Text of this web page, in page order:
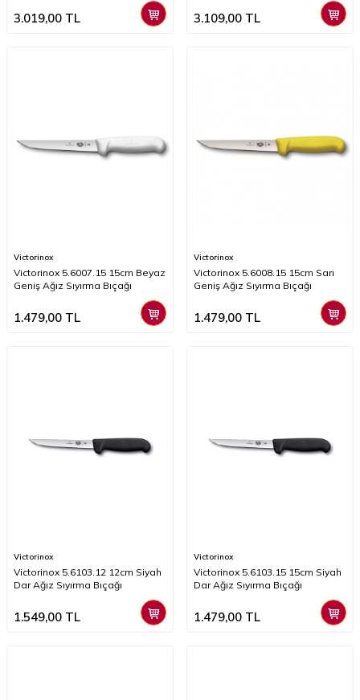
3.019,00 TL 3.109,00 TL
Victorinox
​​Victorinox 5.6007.15 15cm Beyaz
Geniş Ağız Sıyırma Bıçağı
1.479,00 TL
Victorinox
Victorinox 5.6008.15 15cm Sarı
Geniş Ağız Sıyırma Bıçağı
1.479,00 TL
Victorinox
Victorinox 5.6103.12 12cm Siyah
Dar Ağız Sıyırma Bıçağı
1.549,00 TL
Victorinox
Victorinox 5.6103.15 15cm Siyah
Dar Ağız Sıyırma Bıçağı
1.479,00 TL